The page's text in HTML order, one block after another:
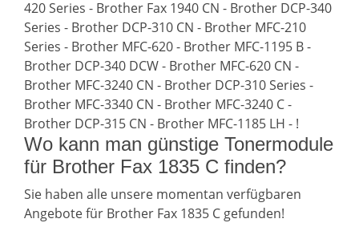
420 Series - Brother Fax 1940 CN - Brother DCP-340
Series - Brother DCP-310 CN - Brother MFC-210
Series - Brother MFC-620 - Brother MFC-1195 B -
Brother DCP-340 DCW - Brother MFC-620 CN -
Brother MFC-3240 CN - Brother DCP-310 Series -
Brother MFC-3340 CN - Brother MFC-3240 C -
Brother DCP-315 CN - Brother MFC-1185 LH - !
Wo kann man günstige Tonermodule
für Brother Fax 1835 C finden?
Sie haben alle unsere momentan verfügbaren
Angebote für Brother Fax 1835 C gefunden!